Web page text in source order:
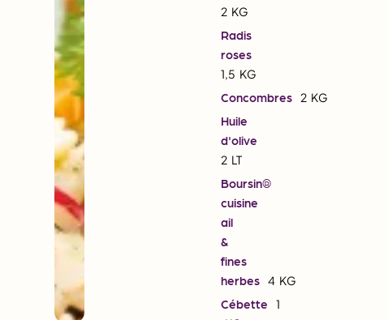
2 KG
Radis
roses
1,5 KG
Concombres
2 KG
Huile
d'olive
2 LT
Boursin®
cuisine
ail
&
fines
herbes 4 KG
Cébette
1